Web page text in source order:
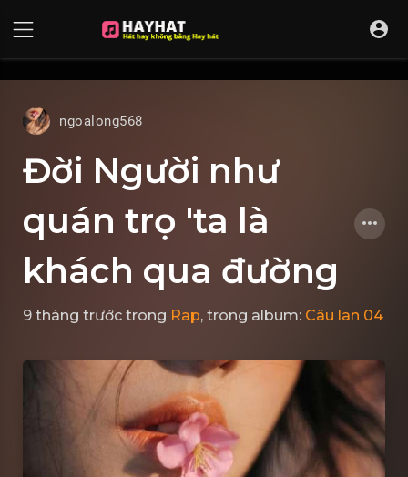
ngoalong568
Đời Người như
quán trọ 'ta là
khách qua đường
9 tháng trước trong Rap, trong album: Câu lan 04